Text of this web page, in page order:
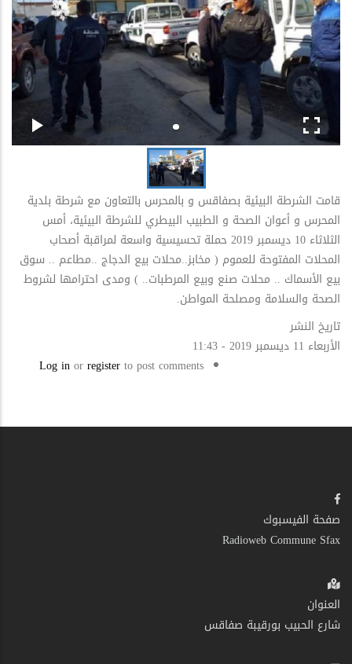
قامت الشرطة البيئية بصفاقس و بالمحرس بالتعاون مع شرطة بلدية
المحرس و أعوان الصحة و الطبيب البيطري للشرطة البيئية، أمس
الثلاثاء 10 ديسمبر 2019 حملة تحسيسية واسعة لمراقبة أصحاب
المحلات المفتوحة للعموم ( مخابز..محلات بيع الدجاج ..مطاعم .. سوق
بيع الأسماك .. محلات صنع وبيع المرطبات.. ) ومدى احترامها لشروط
الصحة والسلامة ومصلحة المواطن.
تاريخ النشر
الأربعاء 11 ديسمبر 2019 - 11:43
Log inorregisterto post comments
صفحة الفيسبوك
Radioweb Commune Sfax
العنوان
شارع الحبيب بورقيبة صفاقس